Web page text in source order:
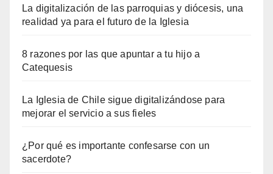
La digitalización de las parroquias y diócesis, una
realidad ya para el futuro de la Iglesia
8 razones por las que apuntar a tu hijo a
Catequesis
La Iglesia de Chile sigue digitalizándose para
mejorar el servicio a sus fieles
¿Por qué es importante confesarse con un
sacerdote?